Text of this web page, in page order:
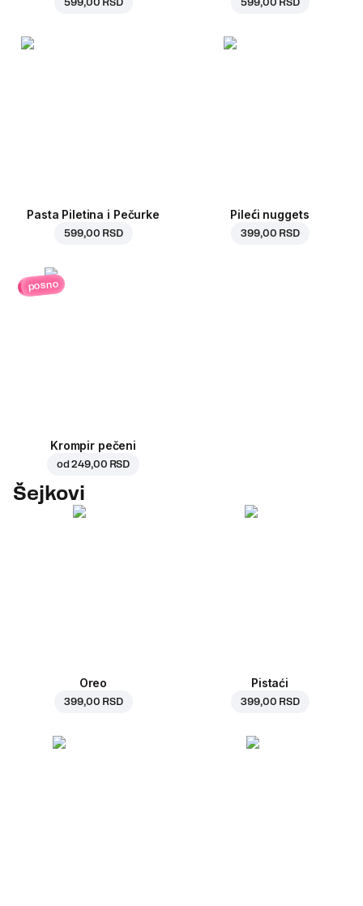
Pasta Piletina i Pečurke
599,00 RSD
Pileći nuggets
399,00 RSD
posno
Krompir pečeni
od249,00 RSD
Šejkovi
Oreo
399,00 RSD
Pistaći
399,00 RSD